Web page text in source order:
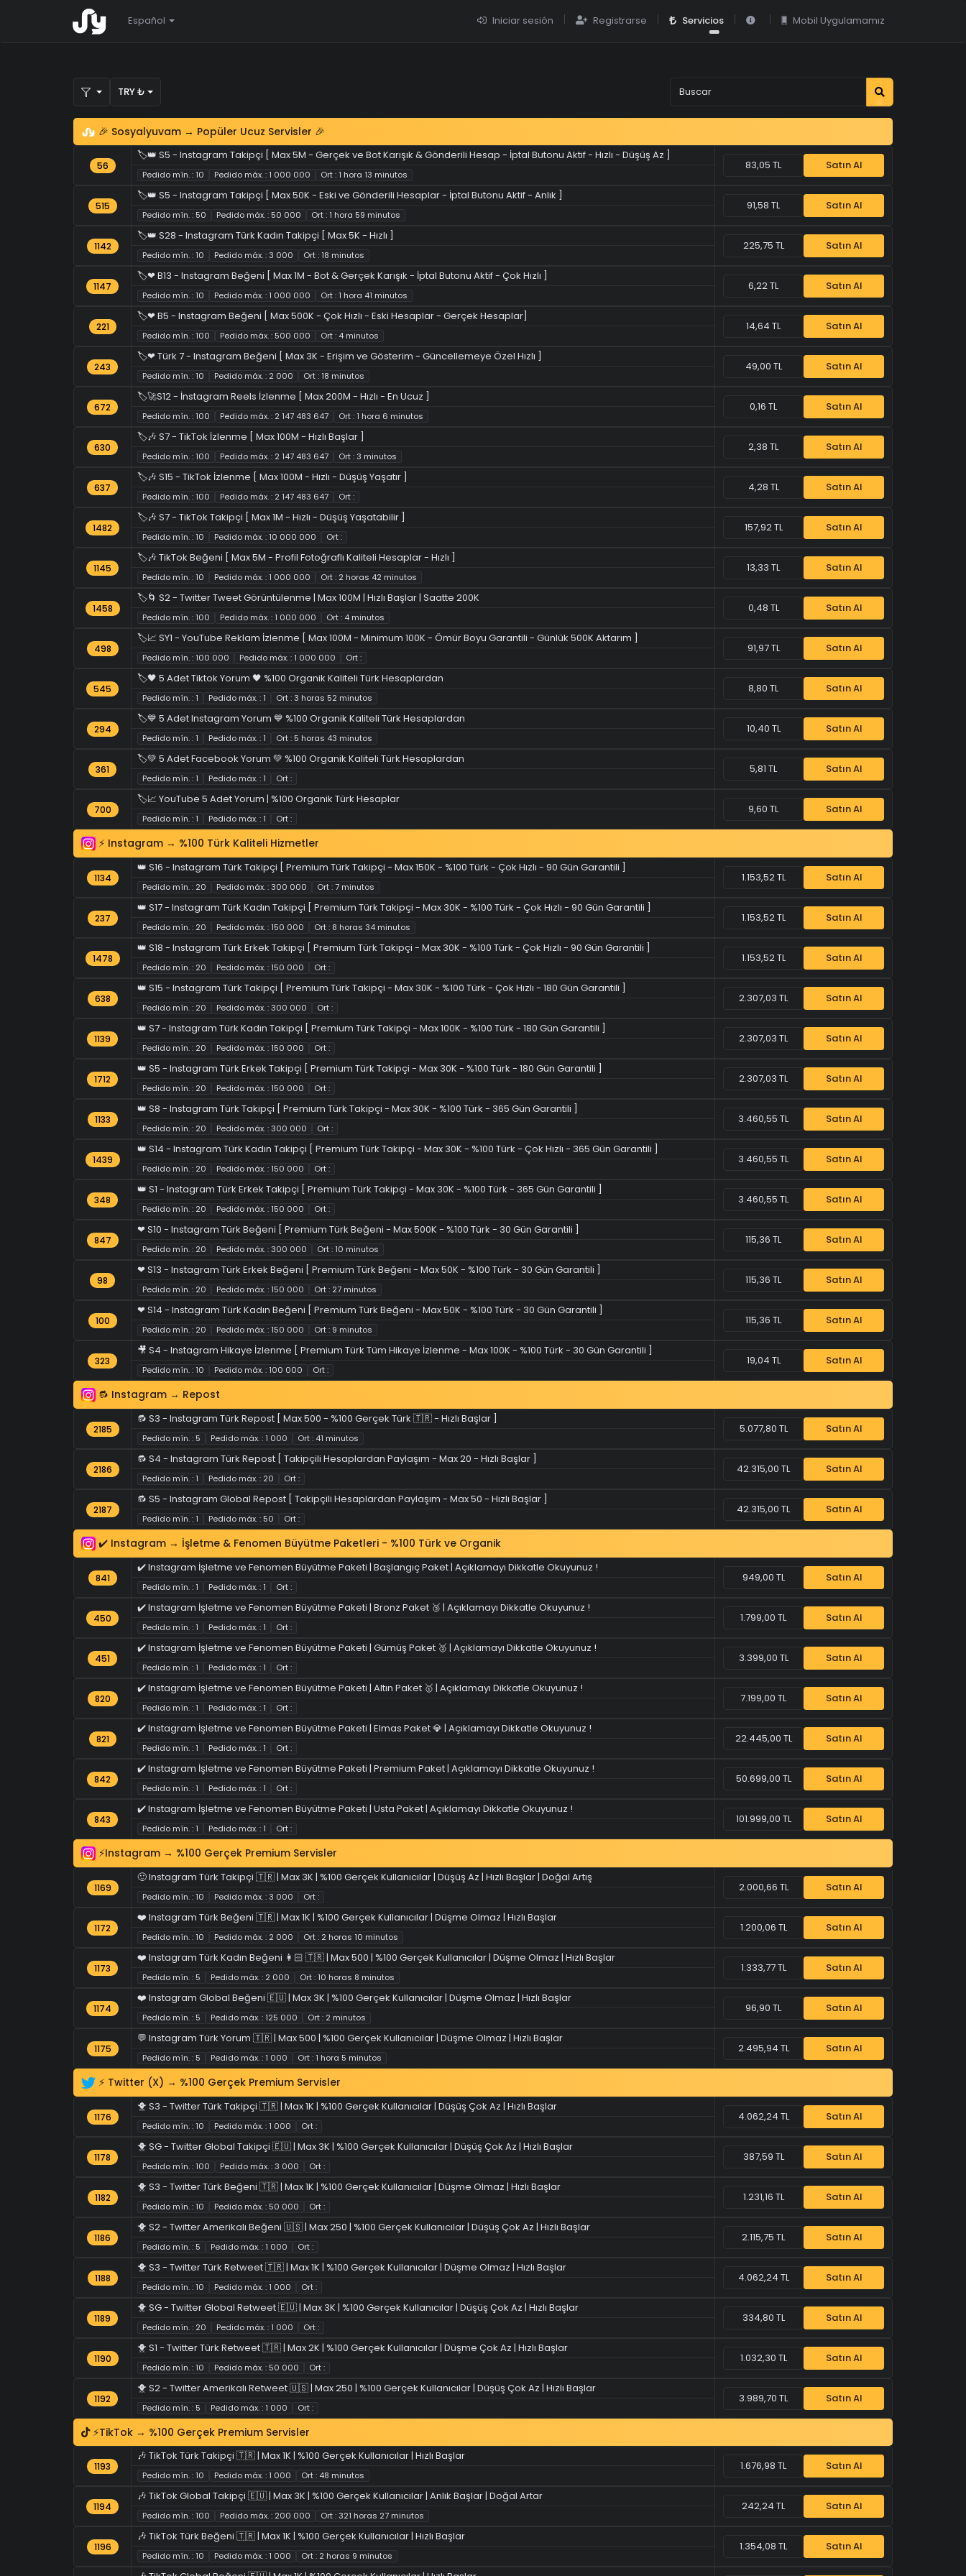
Español Iniciar sesión Registrarse Servicios Mobil Uygulamamız
TRY ₺
🎉 Sosyalyuvam → Popüler Ucuz Servisler 🎉
56
🏷️👑 S5 - Instagram Takipçi [ Max 5M - Gerçek ve Bot Karışık & Gönderili Hesap - İptal Butonu Aktif - Hızlı - Düşüş Az ]
Pedido mín. : 10 Pedido máx. : 1 000 000 Ort : 1 hora 13 minutos
83,05 TL Satın Al
515
🏷️👑 S5 - Instagram Takipçi [ Max 50K - Eski ve Gönderili Hesaplar - İptal Butonu Aktif - Anlık ]
Pedido mín. : 50 Pedido máx. : 50 000 Ort : 1 hora 59 minutos
91,58 TL Satın Al
1142
🏷️👑 S28 - Instagram Türk Kadın Takipçi [ Max 5K - Hızlı ]
Pedido mín. : 10 Pedido máx. : 3 000 Ort : 18 minutos
225,75 TL Satın Al
1147
🏷️❤ B13 - Instagram Beğeni [ Max 1M - Bot & Gerçek Karışık - İptal Butonu Aktif - Çok Hızlı ]
Pedido mín. : 10 Pedido máx. : 1 000 000 Ort : 1 hora 41 minutos
6,22 TL Satın Al
221
🏷️❤ B5 - Instagram Beğeni [ Max 500K - Çok Hızlı - Eski Hesaplar - Gerçek Hesaplar]
Pedido mín. : 100 Pedido máx. : 500 000 Ort : 4 minutos
14,64 TL Satın Al
243
🏷️❤ Türk 7 - Instagram Beğeni [ Max 3K - Erişim ve Gösterim - Güncellemeye Özel Hızlı ]
Pedido mín. : 10 Pedido máx. : 2 000 Ort : 18 minutos
49,00 TL Satın Al
672
🏷️🚀S12 - İnstagram Reels İzlenme [ Max 200M - Hızlı - En Ucuz ]
Pedido mín. : 100 Pedido máx. : 2 147 483 647 Ort : 1 hora 6 minutos
0,16 TL Satın Al
630
🏷️🎶 S7 - TikTok İzlenme [ Max 100M - Hızlı Başlar ]
Pedido mín. : 100 Pedido máx. : 2 147 483 647 Ort : 3 minutos
2,38 TL Satın Al
637
🏷️🎶 S15 - TikTok İzlenme [ Max 100M - Hızlı - Düşüş Yaşatır ]
Pedido mín. : 100 Pedido máx. : 2 147 483 647 Ort :
4,28 TL Satın Al
1482
🏷️🎶 S7 - TikTok Takipçi [ Max 1M - Hızlı - Düşüş Yaşatabilir ]
Pedido mín. : 10 Pedido máx. : 10 000 000 Ort :
157,92 TL Satın Al
1145
🏷️🎶 TikTok Beğeni [ Max 5M - Profil Fotoğraflı Kaliteli Hesaplar - Hızlı ]
Pedido mín. : 10 Pedido máx. : 1 000 000 Ort : 2 horas 42 minutos
13,33 TL Satın Al
1458
🏷️🌀 S2 - Twitter Tweet Görüntülenme | Max 100M | Hızlı Başlar | Saatte 200K
Pedido mín. : 100 Pedido máx. : 1 000 000 Ort : 4 minutos
0,48 TL Satın Al
498
🏷️📈 SY1 - YouTube Reklam İzlenme [ Max 100M - Minimum 100K - Ömür Boyu Garantili - Günlük 500K Aktarım ]
Pedido mín. : 100 000 Pedido máx. : 1 000 000 Ort :
91,97 TL Satın Al
545
🏷️🖤 5 Adet Tiktok Yorum 🖤 %100 Organik Kaliteli Türk Hesaplardan
Pedido mín. : 1 Pedido máx. : 1 Ort : 3 horas 52 minutos
8,80 TL Satın Al
294
🏷️💙 5 Adet Instagram Yorum 💙 %100 Organik Kaliteli Türk Hesaplardan
Pedido mín. : 1 Pedido máx. : 1 Ort : 5 horas 43 minutos
10,40 TL Satın Al
361
🏷️💚 5 Adet Facebook Yorum 💚 %100 Organik Kaliteli Türk Hesaplardan
Pedido mín. : 1 Pedido máx. : 1 Ort :
5,81 TL Satın Al
700
🏷️📈 YouTube 5 Adet Yorum | %100 Organik Türk Hesaplar
Pedido mín. : 1 Pedido máx. : 1 Ort :
9,60 TL Satın Al
⚡ Instagram → %100 Türk Kaliteli Hizmetler
1134
👑 S16 - Instagram Türk Takipçi [ Premium Türk Takipçi - Max 150K - %100 Türk - Çok Hızlı - 90 Gün Garantili ]
Pedido mín. : 20 Pedido máx. : 300 000 Ort : 7 minutos
1.153,52 TL Satın Al
237
👑 S17 - Instagram Türk Kadın Takipçi [ Premium Türk Takipçi - Max 30K - %100 Türk - Çok Hızlı - 90 Gün Garantili ]
Pedido mín. : 20 Pedido máx. : 150 000 Ort : 8 horas 34 minutos
1.153,52 TL Satın Al
1478
👑 S18 - Instagram Türk Erkek Takipçi [ Premium Türk Takipçi - Max 30K - %100 Türk - Çok Hızlı - 90 Gün Garantili ]
Pedido mín. : 20 Pedido máx. : 150 000 Ort :
1.153,52 TL Satın Al
638
👑 S15 - Instagram Türk Takipçi [ Premium Türk Takipçi - Max 30K - %100 Türk - Çok Hızlı - 180 Gün Garantili ]
Pedido mín. : 20 Pedido máx. : 300 000 Ort :
2.307,03 TL Satın Al
1139
👑 S7 - Instagram Türk Kadın Takipçi [ Premium Türk Takipçi - Max 100K - %100 Türk - 180 Gün Garantili ]
Pedido mín. : 20 Pedido máx. : 150 000 Ort :
2.307,03 TL Satın Al
1712
👑 S5 - Instagram Türk Erkek Takipçi [ Premium Türk Takipçi - Max 30K - %100 Türk - 180 Gün Garantili ]
Pedido mín. : 20 Pedido máx. : 150 000 Ort :
2.307,03 TL Satın Al
1133
👑 S8 - Instagram Türk Takipçi [ Premium Türk Takipçi - Max 30K - %100 Türk - 365 Gün Garantili ]
Pedido mín. : 20 Pedido máx. : 300 000 Ort :
3.460,55 TL Satın Al
1439
👑 S14 - Instagram Türk Kadın Takipçi [ Premium Türk Takipçi - Max 30K - %100 Türk - Çok Hızlı - 365 Gün Garantili ]
Pedido mín. : 20 Pedido máx. : 150 000 Ort :
3.460,55 TL Satın Al
348
👑 S1 - Instagram Türk Erkek Takipçi [ Premium Türk Takipçi - Max 30K - %100 Türk - 365 Gün Garantili ]
Pedido mín. : 20 Pedido máx. : 150 000 Ort :
3.460,55 TL Satın Al
847
❤ S10 - Instagram Türk Beğeni [ Premium Türk Beğeni - Max 500K - %100 Türk - 30 Gün Garantili ]
Pedido mín. : 20 Pedido máx. : 300 000 Ort : 10 minutos
115,36 TL Satın Al
98
❤ S13 - Instagram Türk Erkek Beğeni [ Premium Türk Beğeni - Max 50K - %100 Türk - 30 Gün Garantili ]
Pedido mín. : 20 Pedido máx. : 150 000 Ort : 27 minutos
115,36 TL Satın Al
100
❤ S14 - Instagram Türk Kadın Beğeni [ Premium Türk Beğeni - Max 50K - %100 Türk - 30 Gün Garantili ]
Pedido mín. : 20 Pedido máx. : 150 000 Ort : 9 minutos
115,36 TL Satın Al
323
🎥 S4 - Instagram Hikaye İzlenme [ Premium Türk Tüm Hikaye İzlenme - Max 100K - %100 Türk - 30 Gün Garantili ]
Pedido mín. : 10 Pedido máx. : 100 000 Ort :
19,04 TL Satın Al
🔂 Instagram → Repost
2185
🔂 S3 - Instagram Türk Repost [ Max 500 - %100 Gerçek Türk 🇹🇷 - Hızlı Başlar ]
Pedido mín. : 5 Pedido máx. : 1 000 Ort : 41 minutos
5.077,80 TL Satın Al
2186
🔂 S4 - Instagram Türk Repost [ Takipçili Hesaplardan Paylaşım - Max 20 - Hızlı Başlar ]
Pedido mín. : 1 Pedido máx. : 20 Ort :
42.315,00 TL Satın Al
2187
🔂 S5 - Instagram Global Repost [ Takipçili Hesaplardan Paylaşım - Max 50 - Hızlı Başlar ]
Pedido mín. : 1 Pedido máx. : 50 Ort :
42.315,00 TL Satın Al
✔️ Instagram → İşletme & Fenomen Büyütme Paketleri - %100 Türk ve Organik
841
✔️ Instagram İşletme ve Fenomen Büyütme Paketi | Başlangıç Paket | Açıklamayı Dikkatle Okuyunuz !
Pedido mín. : 1 Pedido máx. : 1 Ort :
949,00 TL Satın Al
450
✔️ Instagram İşletme ve Fenomen Büyütme Paketi | Bronz Paket 🥉 | Açıklamayı Dikkatle Okuyunuz !
Pedido mín. : 1 Pedido máx. : 1 Ort :
1.799,00 TL Satın Al
451
✔️ Instagram İşletme ve Fenomen Büyütme Paketi | Gümüş Paket 🥈 | Açıklamayı Dikkatle Okuyunuz !
Pedido mín. : 1 Pedido máx. : 1 Ort :
3.399,00 TL Satın Al
820
✔️ Instagram İşletme ve Fenomen Büyütme Paketi | Altın Paket 🥇 | Açıklamayı Dikkatle Okuyunuz !
Pedido mín. : 1 Pedido máx. : 1 Ort :
7.199,00 TL Satın Al
821
✔️ Instagram İşletme ve Fenomen Büyütme Paketi | Elmas Paket 💎 | Açıklamayı Dikkatle Okuyunuz !
Pedido mín. : 1 Pedido máx. : 1 Ort :
22.445,00 TL Satın Al
842
✔️ Instagram İşletme ve Fenomen Büyütme Paketi | Premium Paket | Açıklamayı Dikkatle Okuyunuz !
Pedido mín. : 1 Pedido máx. : 1 Ort :
50.699,00 TL Satın Al
843
✔️ Instagram İşletme ve Fenomen Büyütme Paketi | Usta Paket | Açıklamayı Dikkatle Okuyunuz !
Pedido mín. : 1 Pedido máx. : 1 Ort :
101.999,00 TL Satın Al
⚡Instagram → %100 Gerçek Premium Servisler
1169
🙂 Instagram Türk Takipçi 🇹🇷 | Max 3K | %100 Gerçek Kullanıcılar | Düşüş Az | Hızlı Başlar | Doğal Artış
Pedido mín. : 10 Pedido máx. : 3 000 Ort :
2.000,66 TL Satın Al
1172
❤️ Instagram Türk Beğeni 🇹🇷 | Max 1K | %100 Gerçek Kullanıcılar | Düşme Olmaz | Hızlı Başlar
Pedido mín. : 10 Pedido máx. : 2 000 Ort : 2 horas 10 minutos
1.200,06 TL Satın Al
1173
❤️ Instagram Türk Kadın Beğeni 👩🏻 🇹🇷 | Max 500 | %100 Gerçek Kullanıcılar | Düşme Olmaz | Hızlı Başlar
Pedido mín. : 5 Pedido máx. : 2 000 Ort : 10 horas 8 minutos
1.333,77 TL Satın Al
1174
❤️ Instagram Global Beğeni 🇪🇺 | Max 3K | %100 Gerçek Kullanıcılar | Düşme Olmaz | Hızlı Başlar
Pedido mín. : 5 Pedido máx. : 125 000 Ort : 2 minutos
96,90 TL Satın Al
1175
💬 Instagram Türk Yorum 🇹🇷 | Max 500 | %100 Gerçek Kullanıcılar | Düşme Olmaz | Hızlı Başlar
Pedido mín. : 5 Pedido máx. : 1 000 Ort : 1 hora 5 minutos
2.495,94 TL Satın Al
⚡ Twitter (X) → %100 Gerçek Premium Servisler
1176
🐥 S3 - Twitter Türk Takipçi 🇹🇷 | Max 1K | %100 Gerçek Kullanıcılar | Düşüş Çok Az | Hızlı Başlar
Pedido mín. : 10 Pedido máx. : 1 000 Ort :
4.062,24 TL Satın Al
1178
🐥 SG - Twitter Global Takipçi 🇪🇺 | Max 3K | %100 Gerçek Kullanıcılar | Düşüş Çok Az | Hızlı Başlar
Pedido mín. : 100 Pedido máx. : 3 000 Ort :
387,59 TL Satın Al
1182
🐥 S3 - Twitter Türk Beğeni 🇹🇷 | Max 1K | %100 Gerçek Kullanıcılar | Düşme Olmaz | Hızlı Başlar
Pedido mín. : 10 Pedido máx. : 50 000 Ort :
1.231,16 TL Satın Al
1186
🐥 S2 - Twitter Amerikalı Beğeni 🇺🇸 | Max 250 | %100 Gerçek Kullanıcılar | Düşüş Çok Az | Hızlı Başlar
Pedido mín. : 5 Pedido máx. : 1 000 Ort :
2.115,75 TL Satın Al
1188
🐥 S3 - Twitter Türk Retweet 🇹🇷 | Max 1K | %100 Gerçek Kullanıcılar | Düşme Olmaz | Hızlı Başlar
Pedido mín. : 10 Pedido máx. : 1 000 Ort :
4.062,24 TL Satın Al
1189
🐥 SG - Twitter Global Retweet 🇪🇺 | Max 3K | %100 Gerçek Kullanıcılar | Düşüş Çok Az | Hızlı Başlar
Pedido mín. : 20 Pedido máx. : 1 000 Ort :
334,80 TL Satın Al
1190
🐥 S1 - Twitter Türk Retweet 🇹🇷 | Max 2K | %100 Gerçek Kullanıcılar | Düşme Çok Az | Hızlı Başlar
Pedido mín. : 10 Pedido máx. : 50 000 Ort :
1.032,30 TL Satın Al
1192
🐥 S2 - Twitter Amerikalı Retweet 🇺🇸 | Max 250 | %100 Gerçek Kullanıcılar | Düşüş Çok Az | Hızlı Başlar
Pedido mín. : 5 Pedido máx. : 1 000 Ort :
3.989,70 TL Satın Al
⚡TikTok → %100 Gerçek Premium Servisler
1193
🎶 TikTok Türk Takipçi 🇹🇷 | Max 1K | %100 Gerçek Kullanıcılar | Hızlı Başlar
Pedido mín. : 10 Pedido máx. : 1 000 Ort : 48 minutos
1.676,98 TL Satın Al
1194
🎶 TikTok Global Takipçi 🇪🇺 | Max 3K | %100 Gerçek Kullanıcılar | Anlık Başlar | Doğal Artar
Pedido mín. : 100 Pedido máx. : 200 000 Ort : 321 horas 27 minutos
242,24 TL Satın Al
1196
🎶 TikTok Türk Beğeni 🇹🇷 | Max 1K | %100 Gerçek Kullanıcılar | Hızlı Başlar
Pedido mín. : 10 Pedido máx. : 1 000 Ort : 2 horas 9 minutos
1.354,08 TL Satın Al